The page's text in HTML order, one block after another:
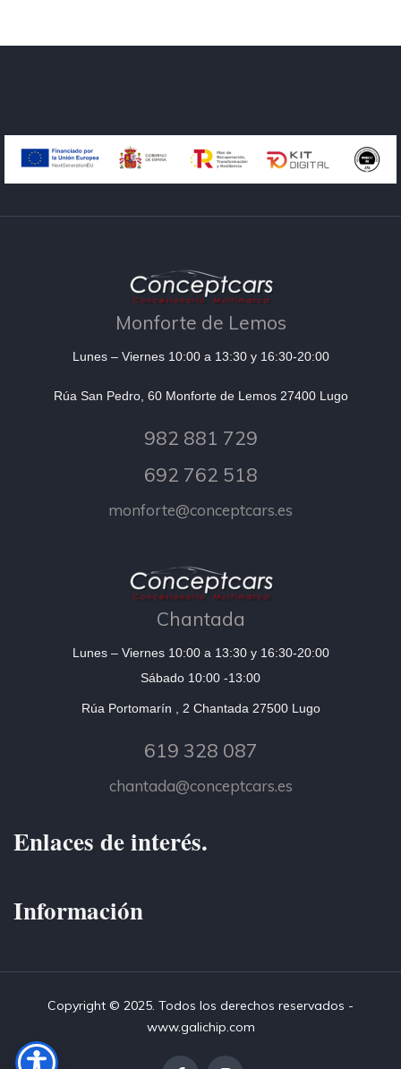
Monforte de Lemos
Lunes – Viernes 10:00 a 13:30 y 16:30-20:00
Rúa San Pedro, 60 Monforte de Lemos 27400 Lugo
982 881 729
692 762 518
monforte@conceptcars.es
Chantada
Lunes – Viernes 10:00 a 13:30 y 16:30-20:00
Sábado 10:00 -13:00
Rúa Portomarín , 2 Chantada 27500 Lugo
619 328 087
chantada@conceptcars.es
Enlaces de interés.
Información
Copyright © 2025. Todos los derechos reservados -
www.galichip.com